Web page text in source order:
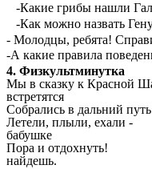
-Какие грибы нашли
-Как можно назвать
- Молодцы, ребята!
-А какие правила
4. Физкультминутка
Мы в сказку к
встретятся
Собрались в
Летели, плыли,
бабушке
Пора и
найдешь.